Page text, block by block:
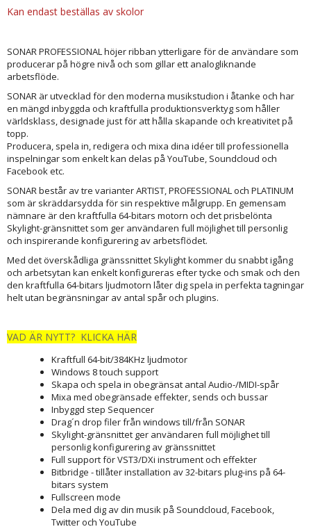
Kan endast beställas av skolor
SONAR PROFESSIONAL höjer ribban ytterligare för de användare som
producerar på högre nivå och som gillar ett analogliknande
arbetsflöde.
SONAR är utvecklad för den moderna musikstudion i åtanke och har
en mängd inbyggda och kraftfulla produktionsverktyg som håller
världsklass, designade just för att hålla skapande och kreativitet på
topp.
Producera, spela in, redigera och mixa dina idéer till professionella
inspelningar som enkelt kan delas på YouTube, Soundcloud och
Facebook etc.
SONAR består av tre varianter ARTIST, PROFESSIONAL och PLATINUM
som är skräddarsydda för sin respektive målgrupp. En gemensam
nämnare är den kraftfulla 64-bitars motorn och det prisbelönta
Skylight-gränsnittet som ger användaren full möjlighet till personlig
och inspirerande konfigurering av arbetsflödet.
Med det överskådliga gränssnittet Skylight kommer du snabbt igång
och arbetsytan kan enkelt konfigureras efter tycke och smak och den
den kraftfulla 64-bitars ljudmotorn låter dig spela in perfekta tagningar
helt utan begränsningar av antal spår och plugins.
VAD ÄR NYTT? KLICKA HÄR
Kraftfull 64-bit/384KHz ljudmotor
Windows 8 touch support
Skapa och spela in obegränsat antal Audio-/MIDI-spår
Mixa med obegränsade effekter, sends och bussar
Inbyggd step Sequencer
Drag´n drop filer från windows till/från SONAR
Skylight-gränsnittet ger användaren full möjlighet till
personlig konfigurering av gränssnittet
Full support för VST3/DXi instrument och effekter
Bitbridge - tillåter installation av 32-bitars plug-ins på 64-
bitars system
Fullscreen mode
Dela med dig av din musik på Soundcloud, Facebook,
Twitter och YouTube